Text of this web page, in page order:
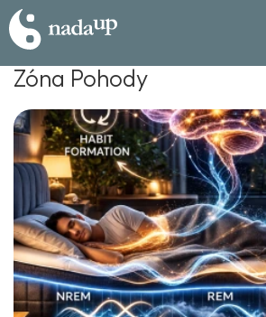
Zóna Pohody